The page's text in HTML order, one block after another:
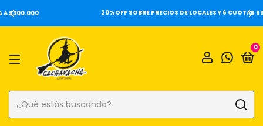
20%OFF SOBRE PRECIOS DE LOCALES Y 6 CUOTAS SIN INTERÉS ⚡️
0